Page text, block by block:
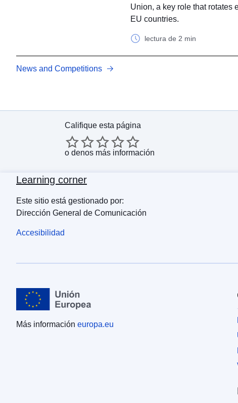
Union, a key role that rotates
EU countries.
lectura de 2 min
News and Competitions
Califique esta página
o denos más información
Learning corner
Este sitio está gestionado por:
Dirección General de Comunicación
Accesibilidad
Más información europa.eu